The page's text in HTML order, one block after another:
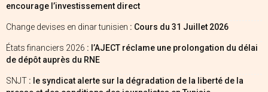
encourage l’investissement direct
Change devises en dinar tunisien : Cours du 31 Juillet 2026
États financiers 2026 : l’AJECT réclame une prolongation du délai
de dépôt auprès du RNE
SNJT : le syndicat alerte sur la dégradation de la liberté de la